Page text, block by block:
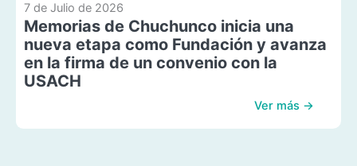
7 de Julio de 2026
Memorias de Chuchunco inicia una
nueva etapa como Fundación y avanza
en la firma de un convenio con la
USACH
Ver más →